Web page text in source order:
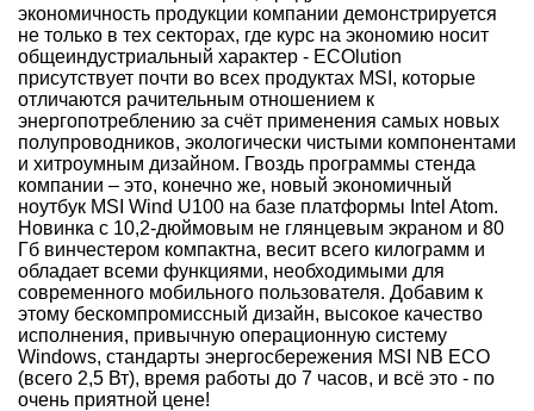
экономичность продукции компании демонстрируется
не только в тех секторах, где курс на экономию носит
общеиндустриальный характер - ECOlution
присутствует почти во всех продуктах MSI, которые
отличаются рачительным отношением к
энергопотреблению за счёт применения самых новых
полупроводников, экологически чистыми компонентами
и хитроумным дизайном. Гвоздь программы стенда
компании – это, конечно же, новый экономичный
ноутбук MSI Wind U100 на базе платформы Intel Atom.
Новинка с 10,2-дюймовым не глянцевым экраном и 80
Гб винчестером компактна, весит всего килограмм и
обладает всеми функциями, необходимыми для
современного мобильного пользователя. Добавим к
этому бескомпромиссный дизайн, высокое качество
исполнения, привычную операционную систему
Windows, стандарты энергосбережения MSI NB ECO
(всего 2,5 Вт), время работы до 7 часов, и всё это - по
очень приятной цене!